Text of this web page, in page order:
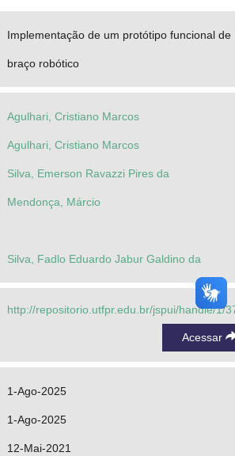
Implementação de um protótipo funcional de
braço robótico
Agulhari, Cristiano Marcos
Agulhari, Cristiano Marcos
Silva, Emerson Ravazzi Pires da
Mendonça, Márcio
Silva, Fadlo Eduardo Jabur Galdino da
http://repositorio.utfpr.edu.br/jspui/handle/1/
Acessar
1-Ago-2025
1-Ago-2025
12-Mai-2021